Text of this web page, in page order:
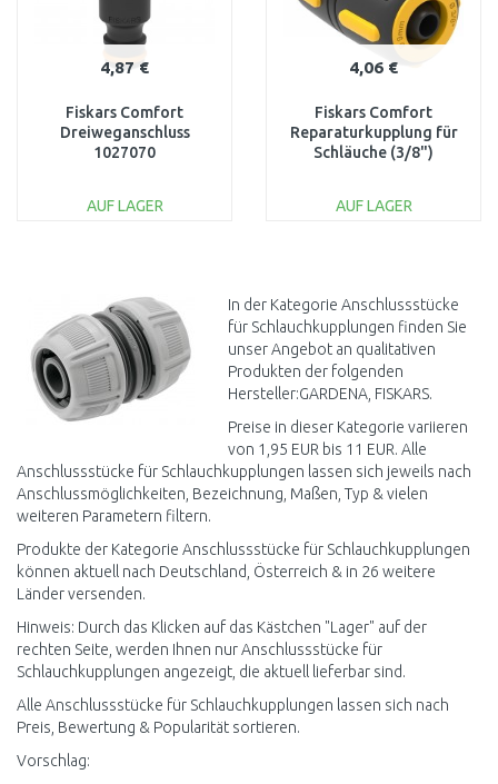
4,87 €
Fiskars Comfort
Dreiweganschluss
1027070
AUF LAGER
Vergleichen
4,06 €
Fiskars Comfort
Reparaturkupplung für
Schläuche (3/8")
AUF LAGER
Vergleichen
In der Kategorie Anschlussstücke
für Schlauchkupplungen finden Sie
unser Angebot an qualitativen
Produkten der folgenden
Hersteller:GARDENA, FISKARS.
Preise in dieser Kategorie variieren
von 1,95 EUR bis 11 EUR. Alle
Anschlussstücke für Schlauchkupplungen lassen sich jeweils nach
Anschlussmöglichkeiten, Bezeichnung, Maßen, Typ & vielen
weiteren Parametern filtern.
Produkte der Kategorie Anschlussstücke für Schlauchkupplungen
können aktuell nach Deutschland, Österreich & in 26 weitere
Länder versenden.
Hinweis: Durch das Klicken auf das Kästchen "Lager" auf der
rechten Seite, werden Ihnen nur Anschlussstücke für
Schlauchkupplungen angezeigt, die aktuell lieferbar sind.
Alle Anschlussstücke für Schlauchkupplungen lassen sich nach
Preis, Bewertung & Popularität sortieren.
Vorschlag: